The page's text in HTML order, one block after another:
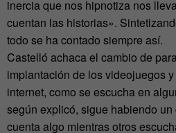
inercia que nos hipnotiza nos
cuentan las historias».
todo se ha contado siempre así.
Castelló achaca el cambio de
implantación de los videojuegos
internet, como se escucha en
según explicó, sigue habiendo
cuenta algo mientras otros